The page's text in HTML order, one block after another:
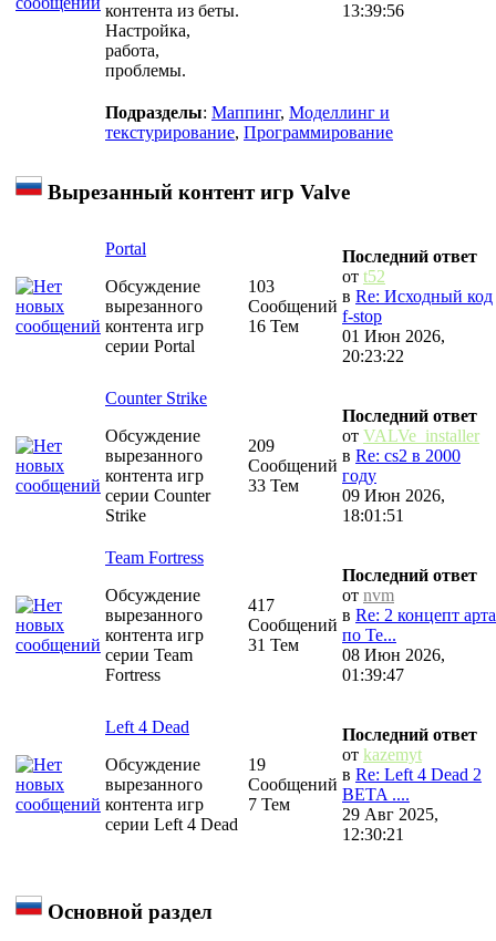
контента из беты.
Настройка,
работа,
проблемы.
13:39:56
Подразделы: Маппинг, Моделлинг и
текстурирование, Программирование
Вырезанный контент игр Valve
Portal
Обсуждение
вырезанного
контента игр
серии Portal
103
Сообщений
16 Тем
Последний ответ
от t52
в Re: Исходный код
f-stop
01 Июн 2026,
20:23:22
Counter Strike
Обсуждение
вырезанного
контента игр
серии Counter
Strike
209
Сообщений
33 Тем
Последний ответ
от VALVe_installer
в Re: cs2 в 2000
году
09 Июн 2026,
18:01:51
Team Fortress
Обсуждение
вырезанного
контента игр
серии Team
Fortress
417
Сообщений
31 Тем
Последний ответ
от nvm
в Re: 2 концепт арта
по Te...
08 Июн 2026,
01:39:47
Left 4 Dead
Обсуждение
вырезанного
контента игр
серии Left 4 Dead
19
Сообщений
7 Тем
Последний ответ
от kazemyt
в Re: Left 4 Dead 2
BETA ....
29 Авг 2025,
12:30:21
Основной раздел